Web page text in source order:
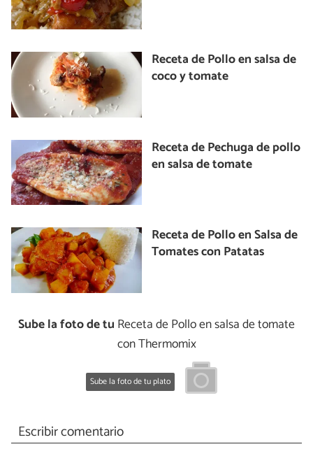
Receta de Pollo en salsa de
coco y tomate
Receta de Pechuga de pollo
en salsa de tomate
Receta de Pollo en Salsa de
Tomates con Patatas
Sube la foto de tu Receta de Pollo en salsa de tomate
con Thermomix
Sube la foto de tu plato
Escribir comentario